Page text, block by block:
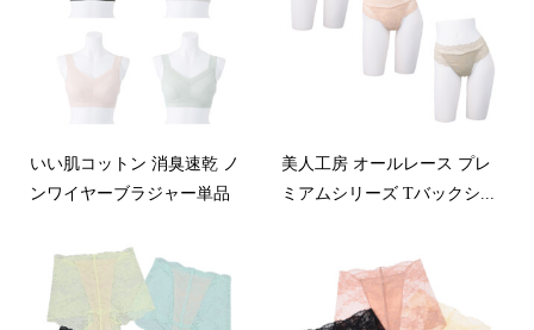
いい肌コットン 消臭速乾 ノ
ンワイヤーブラジャー単品
美人工房 オールレース プレ
ミアムシリーズ Tバックシ...